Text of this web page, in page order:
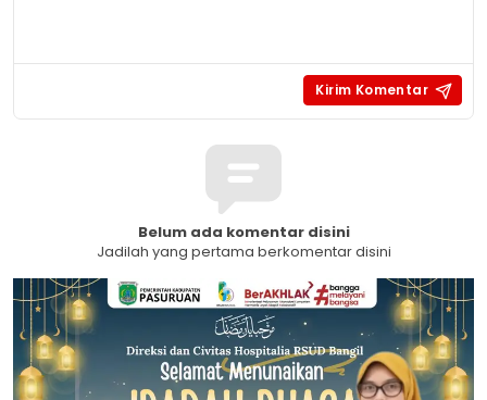
Belum ada komentar disini
Jadilah yang pertama berkomentar disini